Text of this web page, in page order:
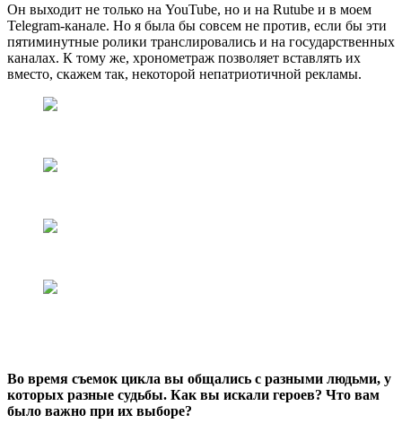
Он выходит не только на YouTube, но и на Rutube и в моем
Telegram-канале. Но я была бы совсем не против, если бы эти
пятиминутные ролики транслировались и на государственных
каналах. К тому же, хронометраж позволяет вставлять их
вместо, скажем так, некоторой непатриотичной рекламы.
Во время съемок цикла вы общались с разными людьми, у
которых разные судьбы. Как вы искали героев? Что вам
было важно при их выборе?